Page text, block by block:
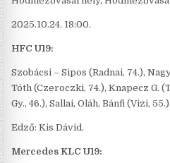
2025.10.24. 18:00.
HFC U19:
Szobácsi – Sipos (Radnai, 74.),
Tóth (Czeroczki, 74.), Knapecz G.
Gy., 46.), Sallai, Oláh, Bánfi (Vizi, 55.).
Edző: Kis Dávid.
Mercedes KLC U19: